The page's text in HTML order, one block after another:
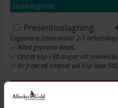
Storleksguide
Presentinslagning
Lagervara. Leveranstid 2-5
✅ Alltid grymma deals.
✅ Öppet köp i 30 dagar vid onlineköp.
✅ Fri frakt till ombud vid köp över
LÄGG I